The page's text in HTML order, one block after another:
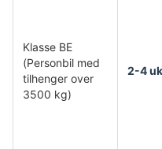
Klasse BE
(Personbil med
tilhenger over
3500 kg)
2-4